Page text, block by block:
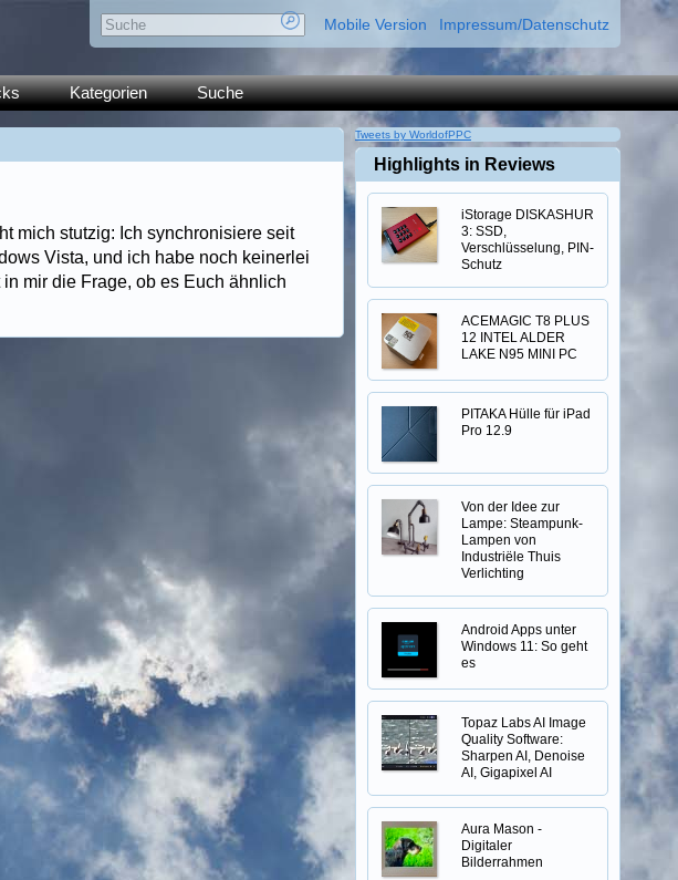
Mobile Version Impressum/Datenschutz
Kategorien Suche
mich stutzig: Ich synchronisiere seit
Vista, und ich habe noch keinerlei
mir die Frage, ob es Euch ähnlich
Tweets by WorldofPPC
Highlights in Reviews
iStorage DISKASHUR
3: SSD,
Verschlüsselung, PIN-
Schutz
ACEMAGIC T8 PLUS
12 INTEL ALDER
LAKE N95 MINI PC
PITAKA Hülle für iPad
Pro 12.9
Von der Idee zur
Lampe: Steampunk-
Lampen von
Industriële Thuis
Verlichting
Android Apps unter
Windows 11: So geht
es
Topaz Labs AI Image
Quality Software:
Sharpen AI, Denoise
AI, Gigapixel AI
Aura Mason -
Digitaler
Bilderrahmen